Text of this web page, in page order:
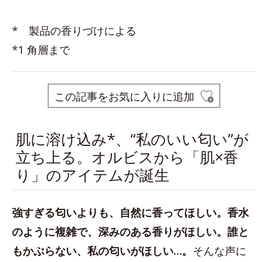
* 製品の香りづけによる
*1 角層まで
この記事をお気に入りに追加
肌に溶け込み*、“私のいい匂い”が
立ち上る。オルビスから「肌×香
り」のアイテムが誕生
強すぎる匂いよりも、自然に香ってほしい。香水
のように複雑で、深みのある香りがほしい。誰と
もかぶらない、私の匂いがほしい…。 そんな声に